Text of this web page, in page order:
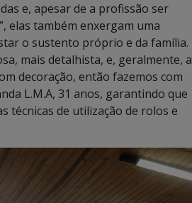
e, apesar de a profissão ser
elas também enxergam uma
o sustento próprio e da família.
mais detalhista, e, geralmente, a
decoração, então fazemos com
L.M.A, 31 anos, garantindo que
técnicas de utilização de rolos e